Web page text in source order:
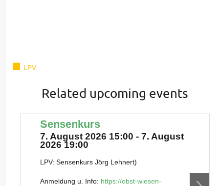
LPV
Related upcoming events
Sensenkurs
7. August 2026 15:00 - 7. August
2026 19:00
LPV: Sensenkurs Jörg Lehnert)
Anmeldung u. Info: https://obst-wiesen-